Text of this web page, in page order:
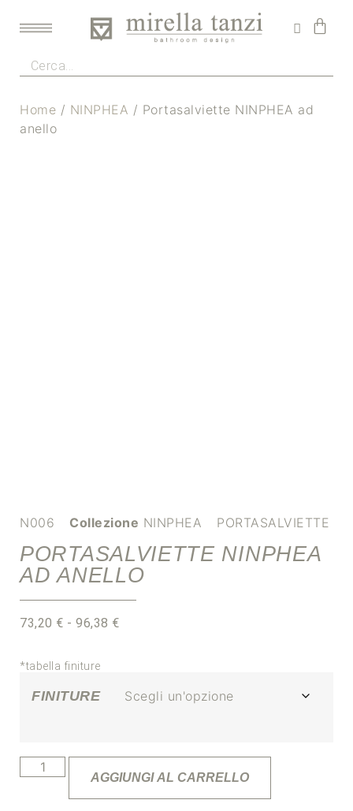
Home / NINPHEA / Portasalviette NINPHEA ad
anello
N006 Collezione NINPHEA PORTASALVIETTE
PORTASALVIETTE NINPHEA
AD ANELLO
73,20 € - 96,38 €
*tabella finiture
FINITURE
AGGIUNGI AL CARRELLO